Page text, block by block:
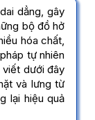
dẳng, gây
bộ đồ hở
hóa chất,
tự nhiên
viết dưới đây
và lưng từ
lại hiệu quả